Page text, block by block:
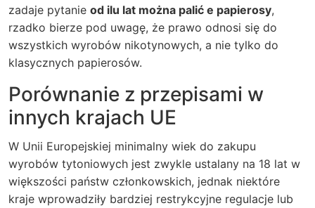
zadaje pytanie od ilu lat można palić e papierosy,
rzadko bierze pod uwagę, że prawo odnosi się do
wszystkich wyrobów nikotynowych, a nie tylko do
klasycznych papierosów.
Porównanie z przepisami w
innych krajach UE
W Unii Europejskiej minimalny wiek do zakupu
wyrobów tytoniowych jest zwykle ustalany na 18 lat w
większości państw członkowskich, jednak niektóre
kraje wprowadziły bardziej restrykcyjne regulacje lub